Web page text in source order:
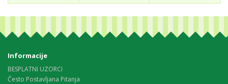
Informacije
BESPLATNI UZORCI
Često Postavljana Pitanja